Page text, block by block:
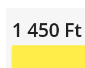
1 450 Ft
Egységár: